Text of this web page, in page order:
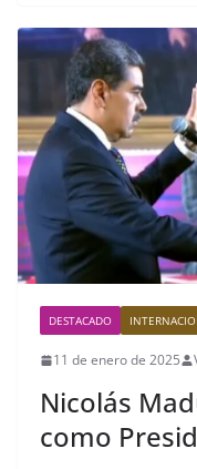
DESTACADO
11 de enero de 2025
Nicolás
como